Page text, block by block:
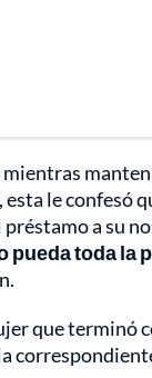
le confesó
a su
pueda toda la
que terminó